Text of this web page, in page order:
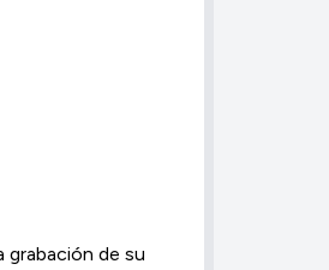
grabación de su